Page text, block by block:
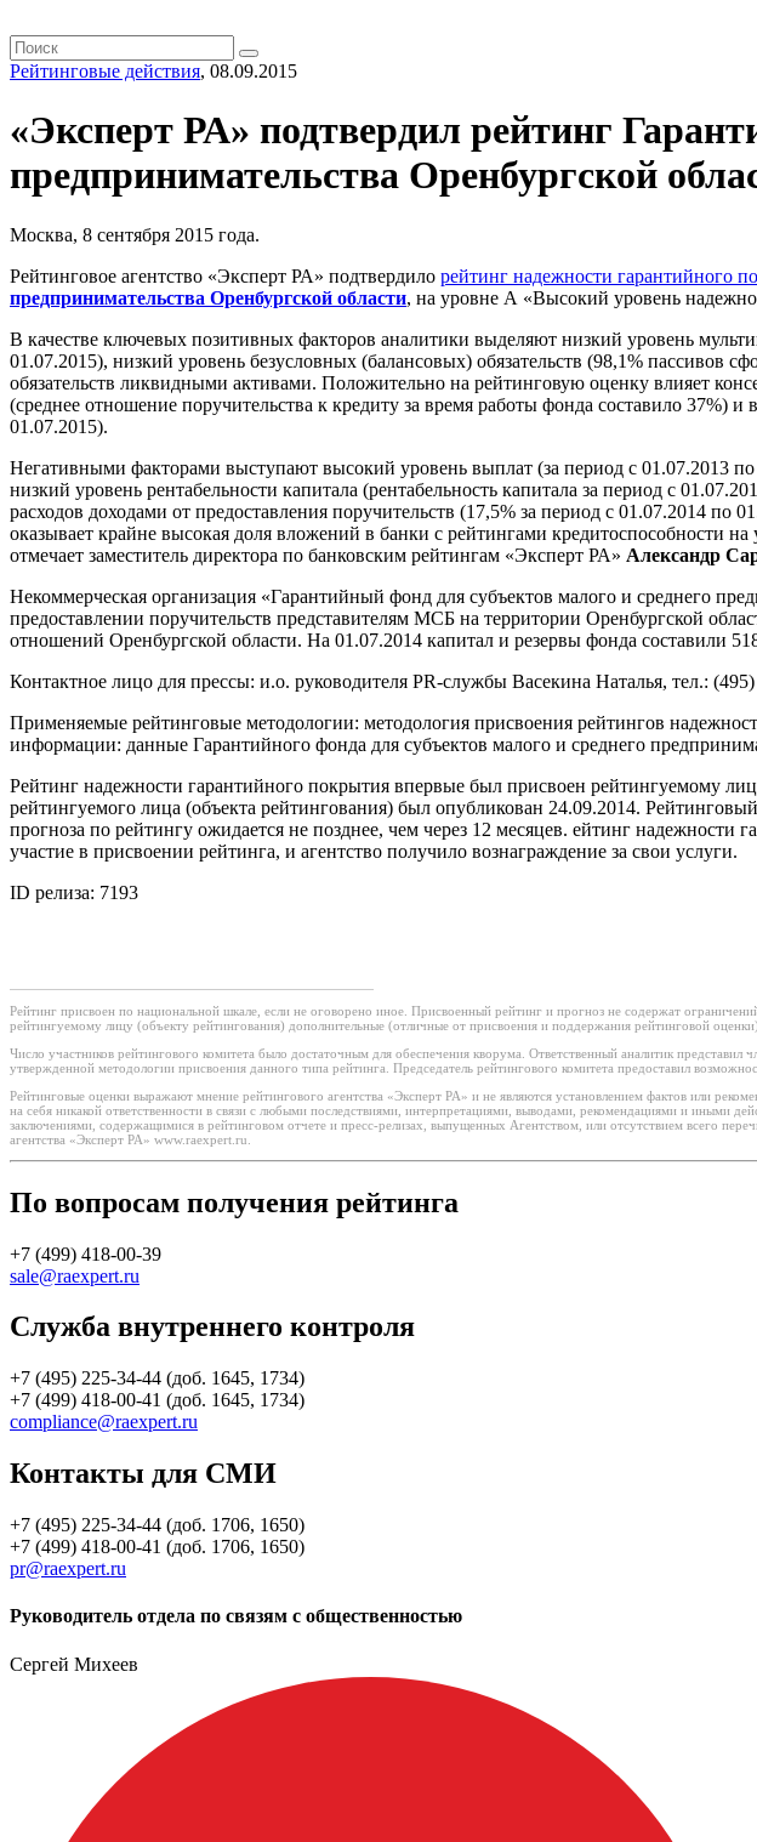
Рейтинговые действия, 08.09.2015
«Эксперт РА» подтвердил рейтинг
предпринимательства Оренбургской
Москва, 8 сентября 2015 года.
Рейтинговое агентство «Эксперт РА» подтвердило рейтинг надежности гарантийного
предпринимательства Оренбургской области, на уровне А «Высокий уровень
В качестве ключевых позитивных факторов аналитики выделяют низкий уровень
01.07.2015), низкий уровень безусловных (балансовых) обязательств (98,1% пассивов
обязательств ликвидными активами. Положительно на рейтинговую оценку влияет
(среднее отношение поручительства к кредиту за время работы фонда составило
01.07.2015).
Негативными факторами выступают высокий уровень выплат (за период с 01.07.2013
низкий уровень рентабельности капитала (рентабельность капитала за период с
расходов доходами от предоставления поручительств (17,5% за период с 01.07.2014
оказывает крайне высокая доля вложений в банки с рейтингами кредитоспособности
отмечает заместитель директора по банковским рейтингам «Эксперт РА» Александр
Некоммерческая организация «Гарантийный фонд для субъектов малого и среднего
предоставлении поручительств представителям МСБ на территории Оренбургской
отношений Оренбургской области. На 01.07.2014 капитал и резервы фонда составили
Контактное лицо для прессы: и.о. руководителя PR-службы Васекина Наталья, тел.:
Применяемые рейтинговые методологии: методология присвоения рейтингов
информации: данные Гарантийного фонда для субъектов малого и среднего
Рейтинг надежности гарантийного покрытия впервые был присвоен рейтингуемому
рейтингуемого лица (объекта рейтингования) был опубликован 24.09.2014.
прогноза по рейтингу ожидается не позднее, чем через 12 месяцев. ейтинг
участие в присвоении рейтинга, и агентство получило вознаграждение за свои услуги.
ID релиза: 7193
Рейтинг присвоен по национальной шкале, если не оговорено иное. Присвоенный рейтинг и прогноз не содержат
рейтингуемому лицу (объекту рейтингования) дополнительные (отличные от присвоения и поддержания рейтинговой
Число участников рейтингового комитета было достаточным для обеспечения кворума. Ответственный аналитик
утвержденной методологии присвоения данного типа рейтинга. Председатель рейтингового комитета предоставил
Рейтинговые оценки выражают мнение рейтингового агентства «Эксперт РА» и не являются установлением фактов или
на себя никакой ответственности в связи с любыми последствиями, интерпретациями, выводами, рекомендациями и иными
заключениями, содержащимися в рейтинговом отчете и пресс-релизах, выпущенных Агентством, или отсутствием всего
агентства «Эксперт РА» www.raexpert.ru.
По вопросам получения рейтинга
+7 (499) 418-00-39
sale@raexpert.ru
Служба внутреннего контроля
+7 (495) 225-34-44 (доб. 1645, 1734)
+7 (499) 418-00-41 (доб. 1645, 1734)
compliance@raexpert.ru
Контакты для СМИ
+7 (495) 225-34-44 (доб. 1706, 1650)
+7 (499) 418-00-41 (доб. 1706, 1650)
pr@raexpert.ru
Руководитель отдела по связям с общественностью
Сергей Михеев